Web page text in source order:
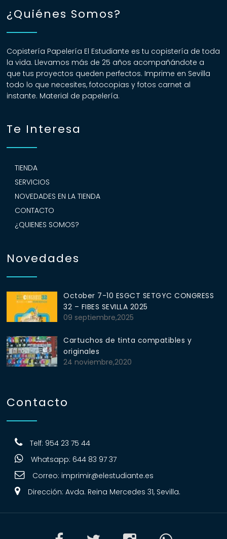
¿Quiénes Somos?
Copistería Papelería El Estudiante es tu copistería de toda
la vida. Llevamos más de 25 años acompañándote a
que tus proyectos queden perfectos. Imprime en Sevilla
todo lo que necesites, fotocopias y fotos carnet al
instante. Material de papelería.
Te Interesa
TIENDA
SERVICIOS
NOVEDADES EN LA TIENDA
CONTACTO
¿QUIENES SOMOS?
Novedades
October 7-10 ESGCT SETGYC CONGRESS
32 – FIBES SEVILLA 2025
09 septiembre,2025
Cartuchos de tinta compatibles y
originales
24 noviembre,2020
Contacto
Telf: 954 23 75 44
Whatsapp: 644 83 97 37
Correo: imprimir@elestudiante.es
Dirección: Avda. Reina Mercedes 31, Sevilla.